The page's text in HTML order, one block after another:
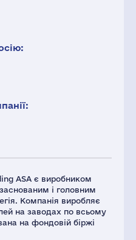
ASA є виробником
і головним
Компанія виробляє
на заводах по всьому
на фондовій біржі